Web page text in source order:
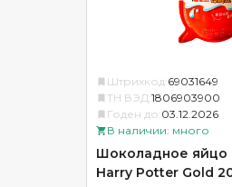
Штрихкод: 69031649
ТН ВЭД: 1806903900
Годен до: 03.12.2026
В наличии: много
Шоколадное яйцо
Harry Potter Gold